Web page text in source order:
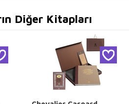
Diğer Kitapları